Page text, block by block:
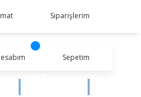
Siparişlerim
Sepetim